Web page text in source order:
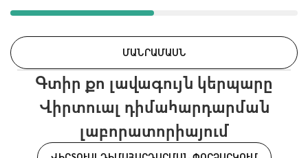
ՄԱՆՐԱՄԱՍՆ
Գտիր քո լավագույն կերպարը
Վիրտուալ դիմահարդարման
լաբորատորիայում